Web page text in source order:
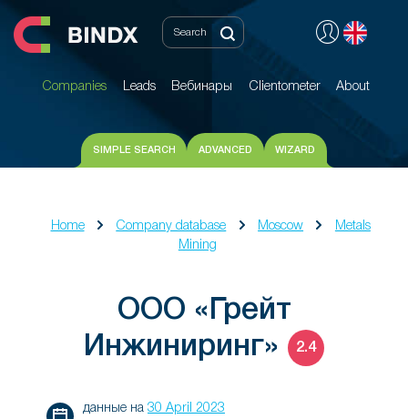
Companies Leads Вебинары Clientometer About
Companies Leads Вебинары Clientometer About
SIMPLE SEARCH ADVANCED WIZARD
Home Company database Moscow
Metals
Mining
ООО «Грейт
Инжиниринг»
2.4
данные на 30 April 2023